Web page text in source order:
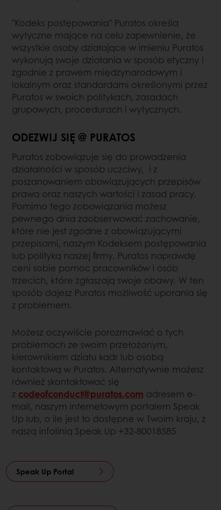
"Kodeks postępowania" Puratos określa
wytyczne mające na celu zapewnienie, że
wszystkie osoby działające w imieniu Puratos
wykonują swoje działania w sposób etyczny i
zgodnie z prawem międzynarodowym i
lokalnym oraz standardami określonymi przez
Puratos w swoich politykach, zasadach
grupowych, procedurach i wytycznych.
ODEZWIJ SIĘ @ PURATOS
Puratos zobowiązuje się do prowadzenia
działalności w sposób uczciwy, i z
poszanowaniem obowiązujących przepisów
prawa oraz naszych wartości i zasad pracy.
Pomimo tego zobowiązania możesz
pewnego dnia zaobserwować zachowanie,
które nie jest zgodne z obowiązującymi
przepisami, naszym Kodeksem postępowania
lub polityką naszej firmy. Puratos naprawdę
ceni sobie pomoc pracowników i osób
trzecich, które zgłaszają swoje obawy. W ten
sposób dajesz Puratos możliwość uporania się
z problemem.
Możesz oczywiście porozmawiać o tych
problemach ze swoim przełożonym,
kierownikiem działu kadr lub osobą
kontaktową w Puratos. Alternatywnie możesz
również skontaktować się
z codeofconduct@puratos.com adresem e-
mail, naszym internetowym portalem Speak
Up lub, o ile jest to dostępne w Twoim kraju, z
naszą infolinią Speak Up +32-80018585
Speak Up Portal